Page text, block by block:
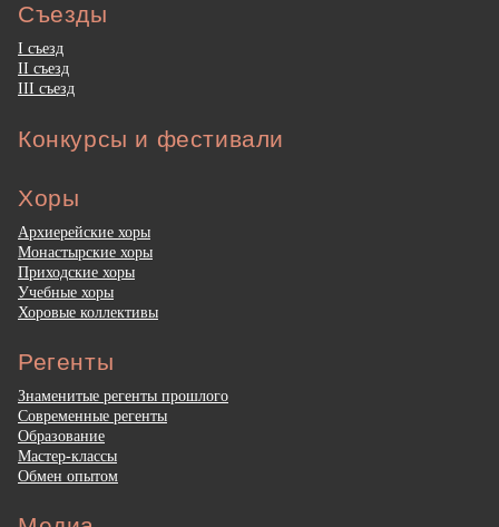
Съезды
I съезд
II съезд
III съезд
Конкурсы и фестивали
Хоры
Архиерейские хоры
Монастырские хоры
Приходские хоры
Учебные хоры
Хоровые коллективы
Регенты
Знаменитые регенты прошлого
Современные регенты
Образование
Мастер-классы
Обмен опытом